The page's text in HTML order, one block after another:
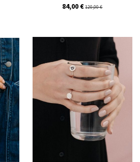
84,00 € 120,00 €